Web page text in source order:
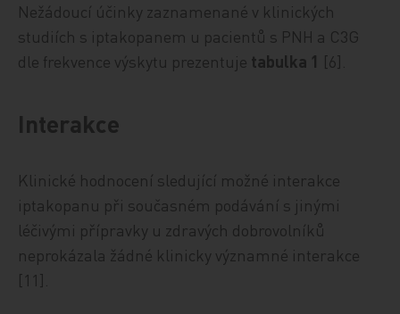
Nežádoucí účinky zaznamenané v klinických
studiích s iptakopanem u pacientů s PNH a C3G
dle frekvence výskytu prezentuje tabulka 1 [6].
Interakce
Klinické hodnocení sledující možné interakce
iptakopanu při současném podávání s jinými
léčivými přípravky u zdravých dobrovolníků
neprokázala žádné klinicky významné interakce
[11].